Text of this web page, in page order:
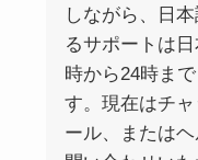
しながら、日
るサポートは
時から24時ま
す。現在はチ
ール、または